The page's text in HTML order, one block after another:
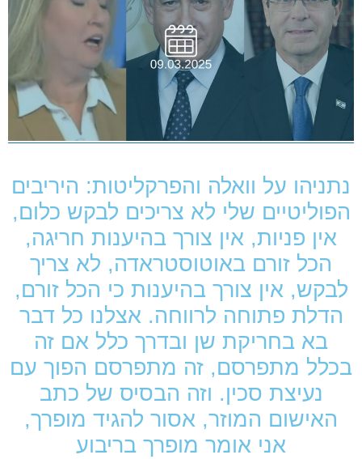
נתניהו על וואלה והפרקליטות: היריבים
הפוליטיים שלי לא צריכים לבקש כלום,
אין פניות, אין צורך בהיענות חריגה,
הכל זורם באוטוסטראדה, לא צריך
לבקש, אין צורך בהיענות כי הכל זורם,
הדלת פתוחה לרווחה. אצלנו כל דבר
בא בחריקת שן ובדרך כלל אם זה
בכלל מתפרסם, זה מתפרסם הפוך עם
נעיצת סכין. וזה הבסיס של כתב
האישום המוזר, אסור להגיד מופרך,
אני אומר מופרך בריבוע